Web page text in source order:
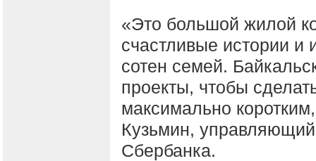
«Это большой жилой
счастливые истории и
сотен семей.
проекты, чтобы
максимально
Кузьмин,
Сбербанка.